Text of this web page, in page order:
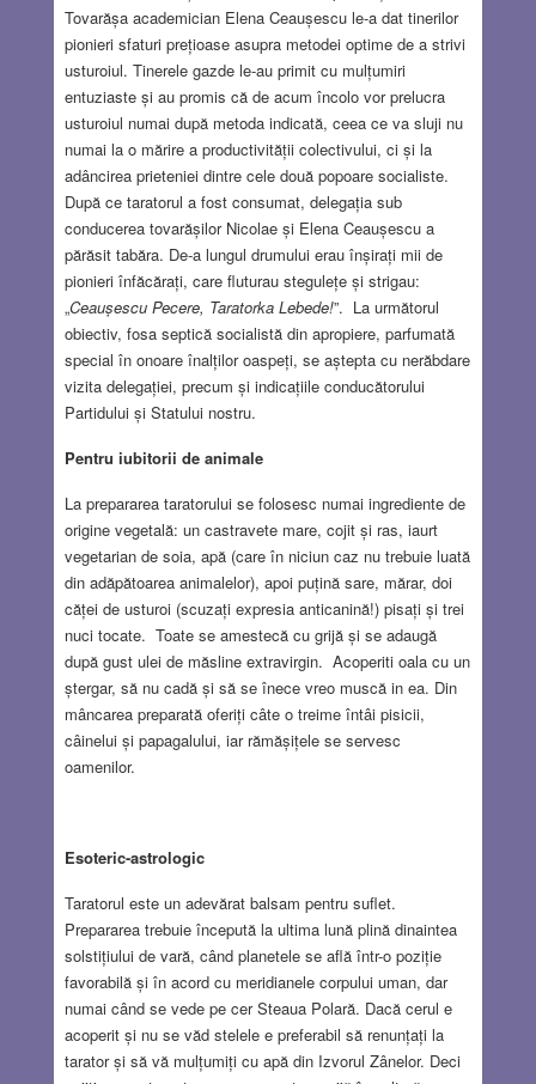
Tovarășa academician Elena Ceaușescu le-a dat tinerilor
pionieri sfaturi prețioase asupra metodei optime de a strivi
usturoiul. Tinerele gazde le-au primit cu mulțumiri
entuziaste și au promis că de acum încolo vor prelucra
usturoiul numai după metoda indicată, ceea ce va sluji nu
numai la o mărire a productivității colectivului, ci și la
adâncirea prieteniei dintre cele două popoare socialiste.
După ce taratorul a fost consumat, delegația sub
conducerea tovarășilor Nicolae și Elena Ceaușescu a
părăsit tabăra. De-a lungul drumului erau înșirați mii de
pionieri înfăcărați, care fluturau stegulețe și strigau:
„Ceaușescu Pecere, Taratorka Lebede!”. La următorul
obiectiv, fosa septică socialistă din apropiere, parfumată
special în onoare înalților oaspeți, se aștepta cu nerăbdare
vizita delegației, precum și indicațiile conducătorului
Partidului și Statului nostru.
Pentru iubitorii de animale
La prepararea taratorului se folosesc numai ingrediente de
origine vegetală: un castravete mare, cojit și ras, iaurt
vegetarian de soia, apă (care în niciun caz nu trebuie luată
din adăpătoarea animalelor), apoi puțină sare, mărar, doi
căței de usturoi (scuzați expresia anticanină!) pisați și trei
nuci tocate. Toate se amestecă cu grijă și se adaugă
după gust ulei de măsline extravirgin. Acoperiti oala cu un
ștergar, să nu cadă și să se înece vreo muscă in ea. Din
mâncarea preparată oferiți câte o treime întâi pisicii,
câinelui și papagalului, iar rămășițele se servesc
oamenilor.
Esoteric-astrologic
Taratorul este un adevărat balsam pentru suflet.
Prepararea trebuie începută la ultima lună plină dinaintea
solstițiului de vară, când planetele se află într-o poziție
favorabilă și în acord cu meridianele corpului uman, dar
numai când se vede pe cer Steaua Polară. Dacă cerul e
acoperit și nu se văd stelele e preferabil să renunțați la
tarator și să vă mulțumiți cu apă din Izvorul Zânelor. Deci